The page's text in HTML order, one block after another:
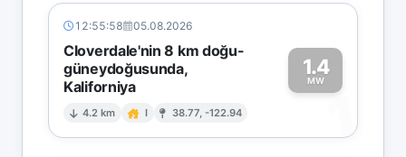
12:55:58 05.08.2026
Cloverdale'nin 8 km doğu-
güneydoğusunda,
Kaliforniya
4.2 km I 38.77, -122.94
1.4
MW
1